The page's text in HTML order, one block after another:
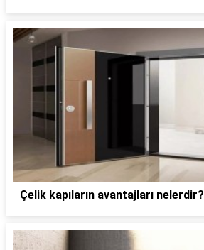
Çelik kapıların avantajları nelerdir?